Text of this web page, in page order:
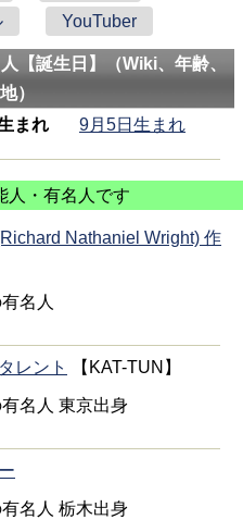
YouTuber
【誕生日】（Wiki、年齢、
）
まれ 9月5日生まれ
人・有名人です
Nathaniel Wright) 作
名人
レント 【KAT-TUN】
名人 東京出身
名人 栃木出身